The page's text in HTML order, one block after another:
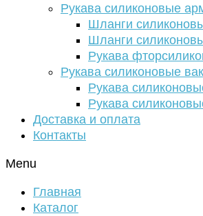
Рукава силиконовые
Шланги
Шланги
Рукава
Рукава силиконовые
Рукава
Рукава
Доставка и оплата
Контакты
Menu
Главная
Каталог